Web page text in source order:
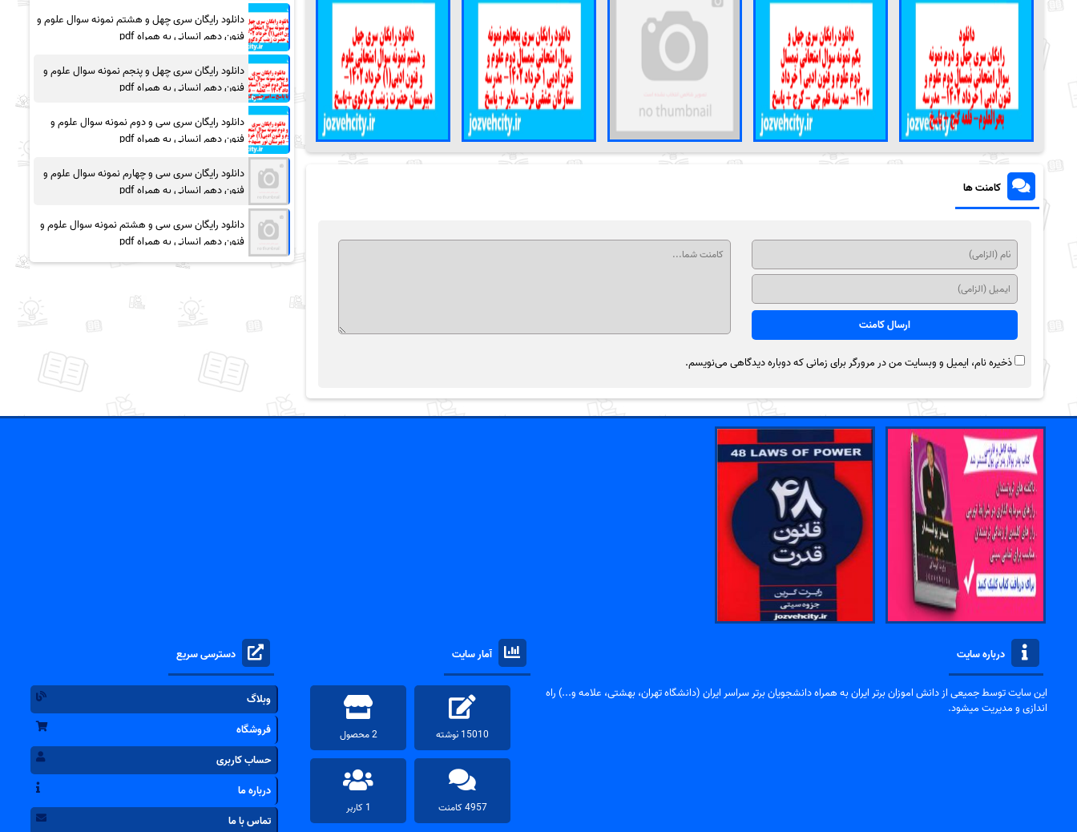
کامنت ها
ذخیره نام، ایمیل و وبسایت من در مرورگر برای زمانی که دوباره دیدگاهی می‌نویسم.
دانلود رایگان سری چهل و هشتم نمونه سوال علوم و
فنون دهم انسانی به همراه pdf
دانلود رایگان سری چهل و پنجم نمونه سوال علوم و
فنون دهم انسانی به همراه pdf
دانلود رایگان سری سی و دوم نمونه سوال علوم و
فنون دهم انسانی به همراه pdf
دانلود رایگان سری سی و چهارم نمونه سوال علوم و
فنون دهم انسانی به همراه pdf
دانلود رایگان سری سی و هشتم نمونه سوال علوم و
فنون دهم انسانی به همراه pdf
درباره سایت
این سایت توسط جمیعی از دانش اموزان برتر ایران به همراه دانشجویان برتر سراسر ایران (دانشگاه تهران، بهشتی، علامه و...) راه
اندازی و مدیریت میشود.
آمار سایت
15010 نوشته 2 محصول
4957 کامنت 1 کاربر
دسترسی سریع
وبلاگ
فروشگاه
حساب کاربری
درباره ما
تماس با ما